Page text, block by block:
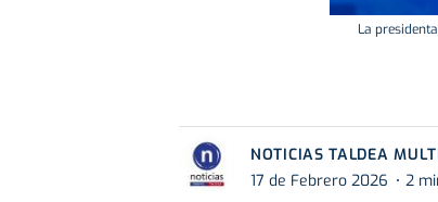
La
NOTICIAS TALDEA
17 de Febrero 2026
2